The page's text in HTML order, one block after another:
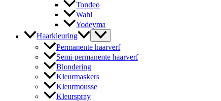
Tondeo
Wahl
Yodeyma
Haarkleuring
Permanente haarverf
Semi-permanente haarverf
Blondering
Kleurmaskers
Kleurmousse
Kleurspray